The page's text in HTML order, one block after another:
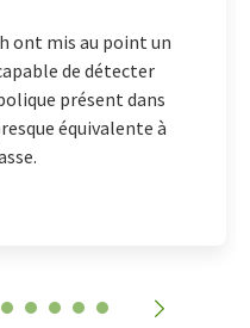
ont mis au point un
de détecter
présent dans
équivalente à